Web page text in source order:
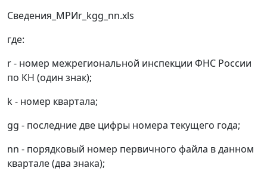
Cвeдeния_MPИr_kgg_nn.xls
где:
r - номер межрегиональной инспекции ФНС России
по КН (один знак);
k - номер квартала;
gg - последние две цифры номера текущего года;
nn - порядковый номер первичного файла в данном
квартале (два знака);